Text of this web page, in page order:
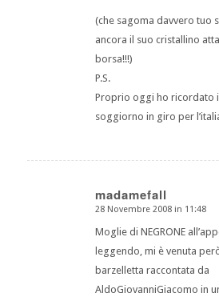
(che sagoma davvero tuo
ancora il suo cristallino
borsa!!!)
P.S.
Proprio oggi ho ricordato
soggiorno in giro per
madamefall
dice:
28 Novembre 2008 in 11:48
Moglie di NEGRONE
leggendo, mi è venuta
barzelletta raccontata da
AldoGiovanniGiacomo in